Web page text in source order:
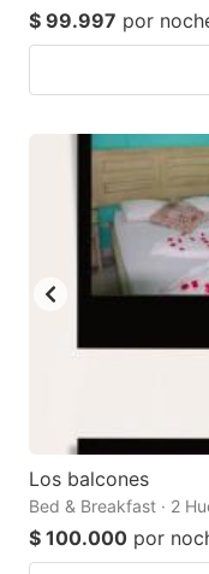
$ 99.997 por
Los balcones
Bed & Breakfast · 2
$ 100.000 por